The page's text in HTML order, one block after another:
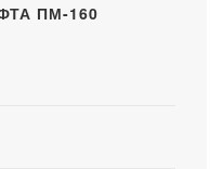
ПМ-160